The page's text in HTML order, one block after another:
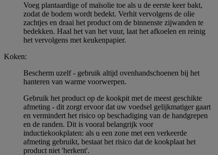
Voeg plantaardige of maïsolie toe als u de eerste keer bakt,
zodat de bodem wordt bedekt. Verhit vervolgens de olie
zachtjes en draai het product om de binnenste zijwanden te
bedekken. Haal het van het vuur, laat het afkoelen en reinig
het vervolgens met keukenpapier.
Koken:
Bescherm uzelf - gebruik altijd ovenhandschoenen bij het
hanteren van warme voorwerpen.
Gebruik het product op de kookpit met de meest geschikte
afmeting - dit zorgt ervoor dat uw voedsel gelijkmatiger gaart
en vermindert het risico op beschadiging van de handgrepen
en de randen. Dit is vooral belangrijk voor
inductiekookplaten: als u een zone met een verkeerde
afmeting gebruikt, bestaat het risico dat de kookplaat het
product niet 'herkent'.